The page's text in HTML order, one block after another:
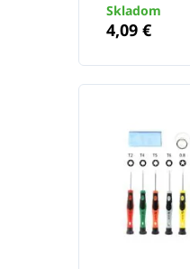
Skladom
4,09 €